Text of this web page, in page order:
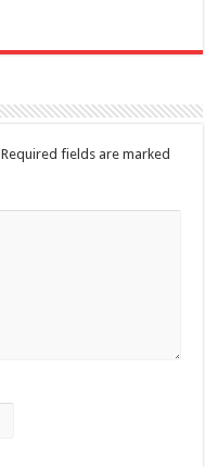
Required fields are marked